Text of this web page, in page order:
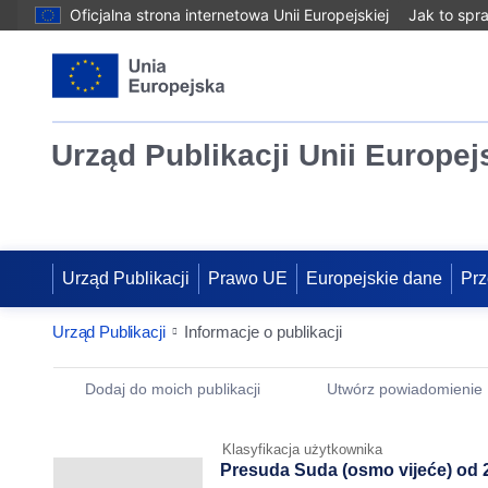
Oficjalna strona internetowa Unii Europejskiej Jak to
Urząd Publikacji Unii
Urząd Publikacji Prawo UE Europejskie dane
Urząd Publikacji Informacje o publikacji
Publication Detail Actions Portlet
Dodaj do moich publikacji Utwórz powiadomienie
Klasyfikacja użytkownika
Presuda Suda (osmo vijeće) od